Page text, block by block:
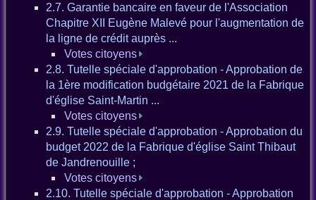
2.7. Garantie bancaire en faveur de l'Association
Chapitre XII Eugène Malevé pour l'augmentation de
la ligne de crédit auprès ...
Votes citoyens
2.8. Tutelle spéciale d'approbation - Approbation de
la 1ère modification budgétaire 2021 de la Fabrique
d'église Saint-Martin ...
Votes citoyens
2.9. Tutelle spéciale d'approbation - Approbation du
budget 2022 de la Fabrique d'église Saint Thibaut
de Jandrenouille ;
Votes citoyens
2.10. Tutelle spéciale d'approbation - Approbation